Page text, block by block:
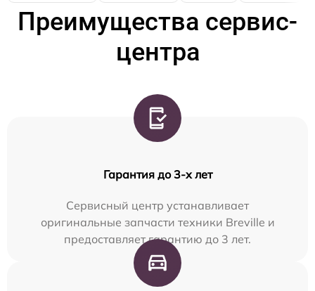
Преимущества сервис-
центра
Гарантия до 3-х лет
Сервисный центр устанавливает
оригинальные запчасти техники Breville и
предоставляет гарантию до 3 лет.